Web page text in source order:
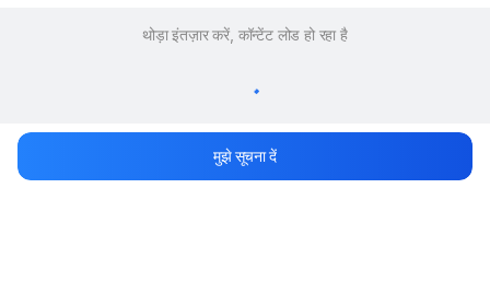
थोड़ा इंतज़ार करें, कॉन्टेंट लोड हो रहा है
मुझे सूचना दें